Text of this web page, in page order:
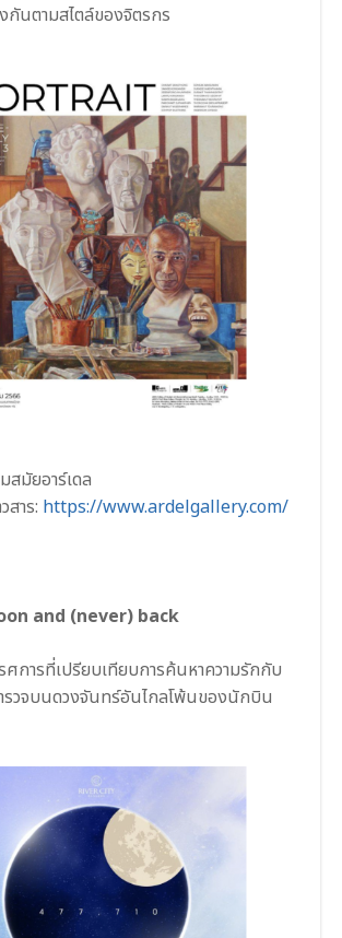
นตามสไตล์ของจิตรกร
มัยอาร์เดล
สาร: https://www.ardelgallery.com/
and (never) back
ศการที่เปรียบเทียบการค้นหาความรักกับ
รวจบนดวงจันทร์อันไกลโพ้นของนักบิน